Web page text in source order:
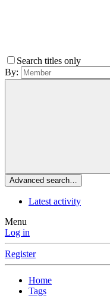
Search titles only
By:
Advanced search…
Latest activity
Menu
Log in
Register
Home
Tags